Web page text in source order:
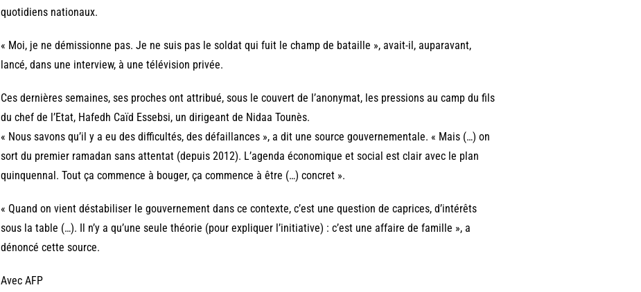
quotidiens nationaux.
« Moi, je ne démissionne pas. Je ne suis pas le soldat qui fuit le champ de bataille », avait-il, auparavant,
lancé, dans une interview, à une télévision privée.
Ces dernières semaines, ses proches ont attribué, sous le couvert de l’anonymat, les pressions au camp du fils
du chef de l’Etat, Hafedh Caïd Essebsi, un dirigeant de Nidaa Tounès.
« Nous savons qu’il y a eu des difficultés, des défaillances », a dit une source gouvernementale. « Mais (…) on
sort du premier ramadan sans attentat (depuis 2012). L’agenda économique et social est clair avec le plan
quinquennal. Tout ça commence à bouger, ça commence à être (…) concret ».
« Quand on vient déstabiliser le gouvernement dans ce contexte, c’est une question de caprices, d’intérêts
sous la table (…). Il n’y a qu’une seule théorie (pour expliquer l’initiative) : c’est une affaire de famille », a
dénoncé cette source.
Avec AFP